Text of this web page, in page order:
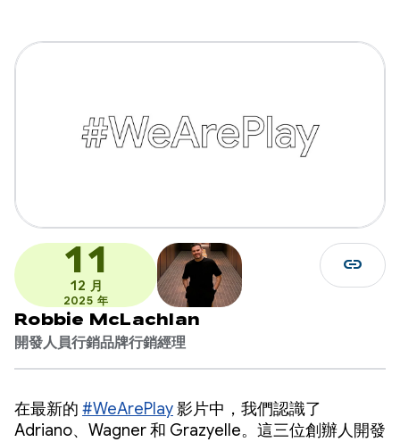
11
12 月
2025 年
Robbie McLachlan
開發人員行銷品牌行銷經理
link
在最新的 #WeArePlay影片中，我們認識了
Adriano、Wagner 和 Grazyelle。這三位創辦人開發